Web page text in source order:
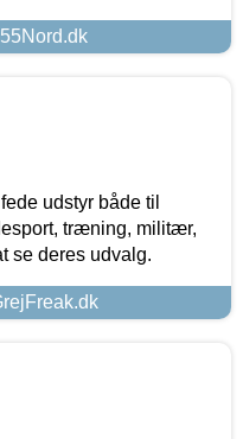
udstyr både til
træning, militær,
se deres udvalg.